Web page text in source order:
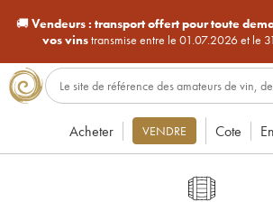
🚚Vendeurs : transport offert pour toute
vos vinstransmise entre le 01.07.2026 et le
Acheter VENDRE Cote